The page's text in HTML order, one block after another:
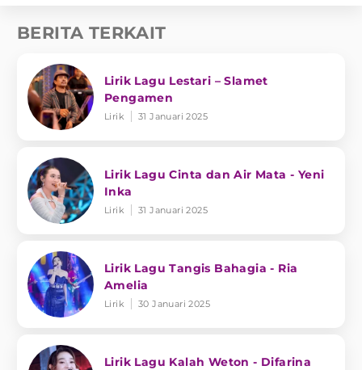
BERITA TERKAIT
Lirik Lagu Lestari – Slamet
Pengamen
Lirik 31 Januari 2025
Lirik Lagu Cinta dan Air Mata - Yeni
Inka
Lirik 31 Januari 2025
Lirik Lagu Tangis Bahagia - Ria
Amelia
Lirik 30 Januari 2025
Lirik Lagu Kalah Weton - Difarina